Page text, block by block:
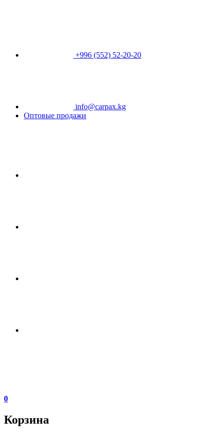
+996 (552) 52-20-20
info@carpax.kg
Оптовые продажи
0
Корзина